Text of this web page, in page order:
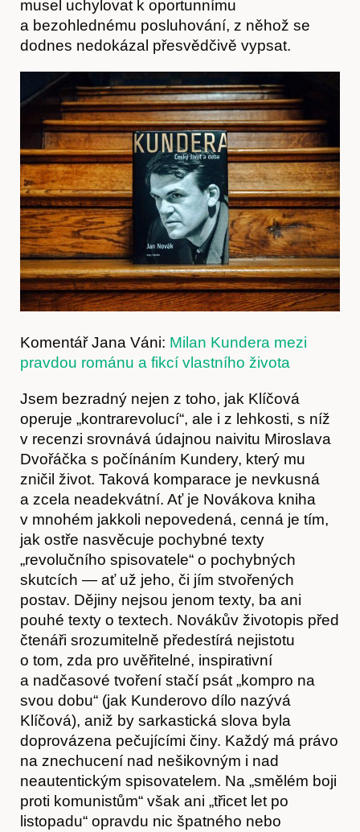
O nás
Obchod
Kontakt
musel uchylovat k oportunnímu
a bezohlednému posluhování, z něhož se
dodnes nedokázal přesvědčivě vypsat.
Komentář Jana Váni: Milan Kundera mezi
pravdou románu a fikcí vlastního života
Jsem bezradný nejen z toho, jak Klíčová
operuje „kontrarevolucí“, ale i z lehkosti, s níž
v recenzi srovnává údajnou naivitu Miroslava
Dvořáčka s počínáním Kundery, který mu
zničil život. Taková komparace je nevkusná
a zcela neadekvátní. Ať je Novákova kniha
v mnohém jakkoli nepovedená, cenná je tím,
jak ostře nasvěcuje pochybné texty
„revolučního spisovatele“ o pochybných
skutcích — ať už jeho, či jím stvořených
postav. Dějiny nejsou jenom texty, ba ani
pouhé texty o textech. Novákův životopis před
čtenáři srozumitelně předestírá nejistotu
o tom, zda pro uvěřitelné, inspirativní
a nadčasové tvoření stačí psát „kompro na
svou dobu“ (jak Kunderovo dílo nazývá
Klíčová), aniž by sarkastická slova byla
doprovázena pečujícími činy. Každý má právo
na znechucení nad nešikovným i nad
neautentickým spisovatelem. Na „smělém boji
proti komunistům“ však ani „třicet let po
listopadu“ opravdu nic špatného nebo